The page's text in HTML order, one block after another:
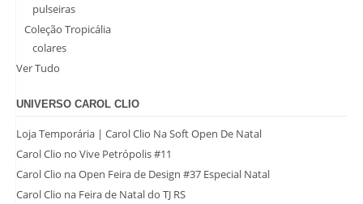
pulseiras
Coleção Tropicália
colares
Ver Tudo
UNIVERSO CAROL CLIO
Loja Temporária | Carol Clio Na Soft Open De Natal
Carol Clio no Vive Petrópolis #11
Carol Clio na Open Feira de Design #37 Especial Natal
Carol Clio na Feira de Natal do TJ RS